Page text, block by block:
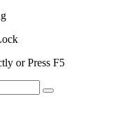
or Press F5